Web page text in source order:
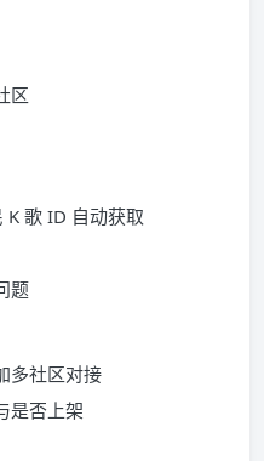
区
K 歌 ID 自动获取
题
多社区对接
是否上架